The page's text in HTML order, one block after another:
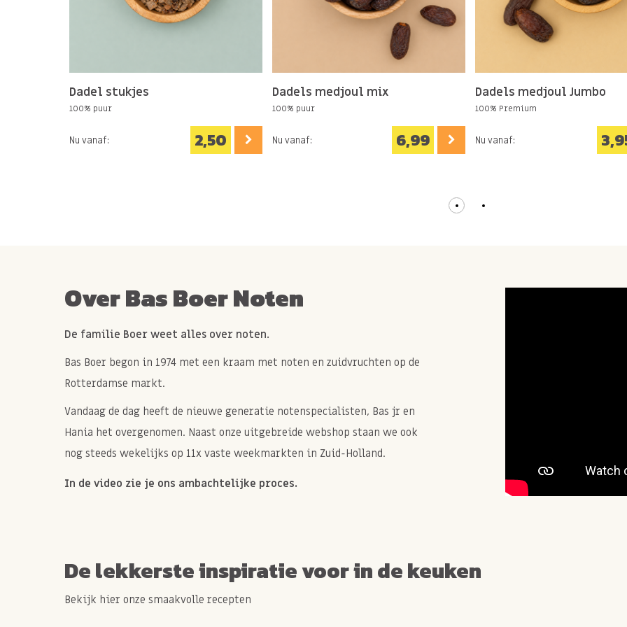
Dadel stukjes
100% puur
Nu vanaf: 2,50
Dadels medjoul mix
100% puur
Nu vanaf: 6,99
Dadels medjoul Jumbo
100% Premium
Nu vanaf:
Over Bas Boer Noten
De familie Boer weet alles over noten.
Bas Boer begon in 1974 met een kraam met noten en zuidvruchten op de
Rotterdamse markt.
Vandaag de dag heeft de nieuwe generatie notenspecialisten, Bas jr en
Hania het overgenomen. Naast onze uitgebreide webshop staan we ook
nog steeds wekelijks op 11x vaste weekmarkten in Zuid-Holland.
In de video zie je ons ambachtelijke proces.
De lekkerste inspiratie voor in de keuken
Bekijk hier onze smaakvolle recepten